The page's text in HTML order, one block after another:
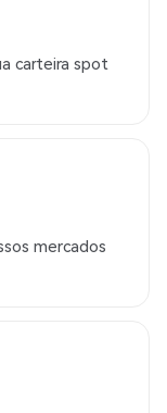
carteira spot
mercados